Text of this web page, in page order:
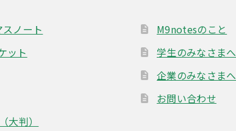
ノート
ット
大判）
M9notesのこと
学生のみなさまへ
企業のみなさまへ
お問い合わせ